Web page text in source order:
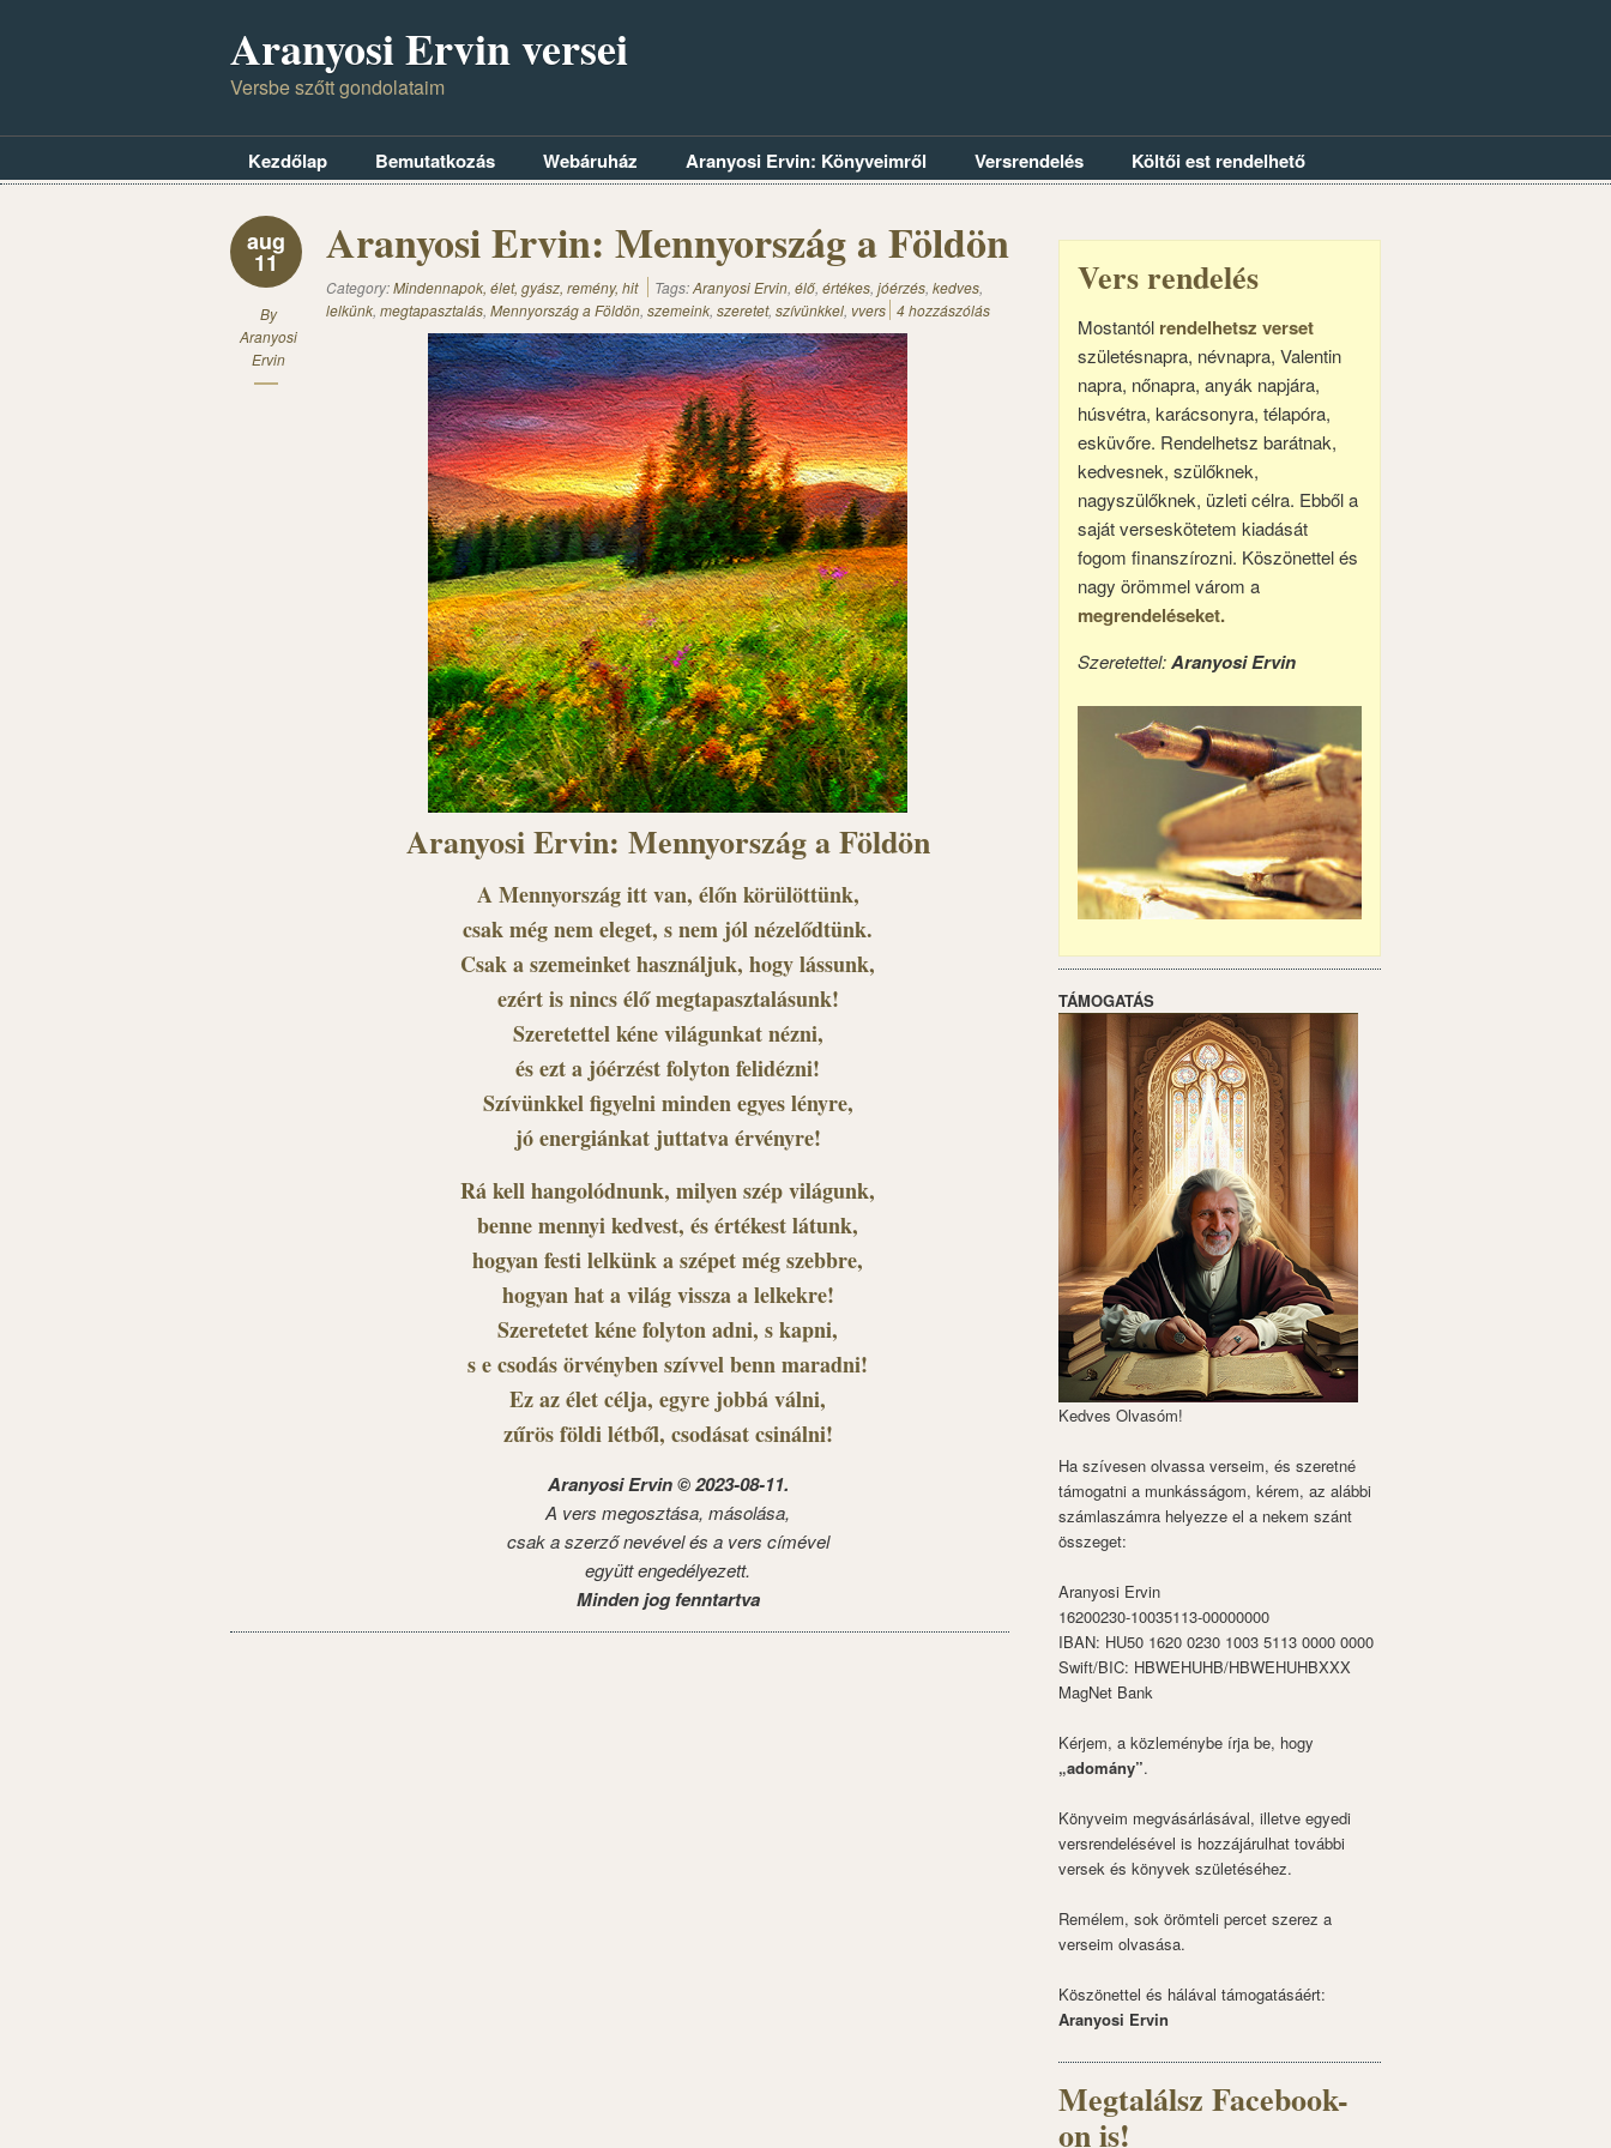
Aranyosi Ervin versei
Versbe szőtt gondolataim
Kezdőlap Bemutatkozás Webáruház Aranyosi Ervin: Könyveimről Versrendelés Költői est rendelhető
aug
11
By
Aranyosi
Ervin
Aranyosi Ervin: Mennyország a Földön
Category:Mindennapok, élet, gyász, remény, hit Tags:Aranyosi Ervin, élő, értékes, jóérzés, kedves,
lelkünk, megtapasztalás, Mennyország a Földön, szemeink, szeretet, szívünkkel, vvers 4 hozzászólás
Aranyosi Ervin: Mennyország a Földön
A Mennyország itt van, élőn körülöttünk,
csak még nem eleget, s nem jól nézelődtünk.
Csak a szemeinket használjuk, hogy lássunk,
ezért is nincs élő megtapasztalásunk!
Szeretettel kéne világunkat nézni,
és ezt a jóérzést folyton felidézni!
Szívünkkel figyelni minden egyes lényre,
jó energiánkat juttatva érvényre!
Rá kell hangolódnunk, milyen szép világunk,
benne mennyi kedvest, és értékest látunk,
hogyan festi lelkünk a szépet még szebbre,
hogyan hat a világ vissza a lelkekre!
Szeretetet kéne folyton adni, s kapni,
s e csodás örvényben szívvel benn maradni!
Ez az élet célja, egyre jobbá válni,
zűrös földi létből, csodásat csinálni!
Aranyosi Ervin © 2023-08-11.
A vers megosztása, másolása,
csak a szerző nevével és a vers címével
együtt engedélyezett.
Minden jog fenntartva
Vers rendelés
Mostantól rendelhetsz verset
születésnapra, névnapra, Valentin
napra, nőnapra, anyák napjára,
húsvétra, karácsonyra, télapóra,
esküvőre. Rendelhetsz barátnak,
kedvesnek, szülőknek,
nagyszülőknek, üzleti célra. Ebből a
saját verseskötetem kiadását
fogom finanszírozni. Köszönettel és
nagy örömmel várom a
megrendeléseket.
Szeretettel:Aranyosi Ervin
TÁMOGATÁS
Kedves Olvasóm!
Ha szívesen olvassa verseim, és szeretné
támogatni a munkásságom, kérem, az alábbi
számlaszámra helyezze el a nekem szánt
összeget:
Aranyosi Ervin
16200230-10035113-00000000
IBAN: HU50 1620 0230 1003 5113 0000 0000
Swift/BIC: HBWEHUHB/HBWEHUHBXXX
MagNet Bank
Kérjem, a közleménybe írja be, hogy
„adomány”.
Könyveim megvásárlásával, illetve egyedi
versrendelésével is hozzájárulhat további
versek és könyvek születéséhez.
Remélem, sok örömteli percet szerez a
verseim olvasása.
Köszönettel és hálával támogatásáért:
Aranyosi Ervin
Megtalálsz Facebook-
on is!